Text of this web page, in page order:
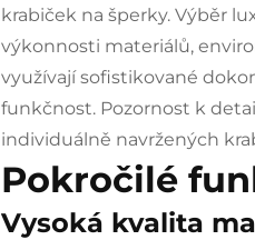
krabiček na šperky. Výběr
výkonnosti materiálů,
využívají sofistikované
funkčnost. Pozornost k
individuálně navržených
Pokročilé
Vysoká kvalita